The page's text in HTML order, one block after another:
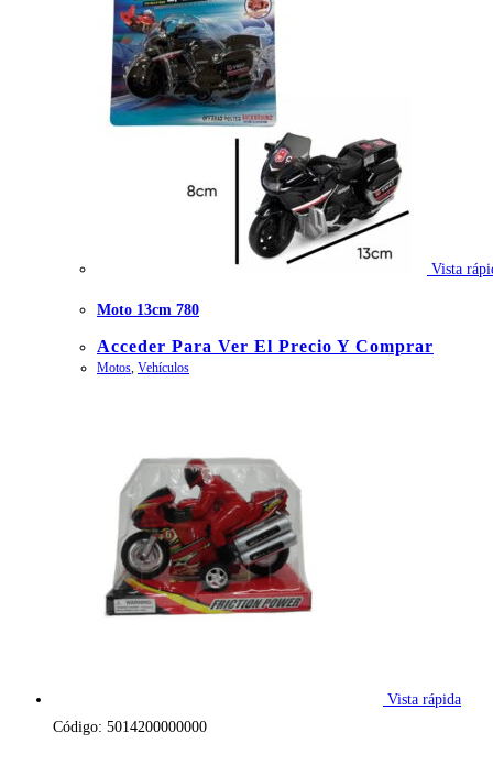
Vista
Moto 13cm 780
Acceder Para Ver El Precio Y Comprar
Motos, Vehículos
Vista rápida
Código: 5014200000000